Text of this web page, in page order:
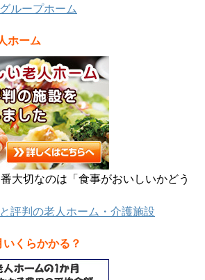
ループホーム
ホーム
大切なのは「食事がおいしいかどう
評判の老人ホーム・介護施設
くらかかる？